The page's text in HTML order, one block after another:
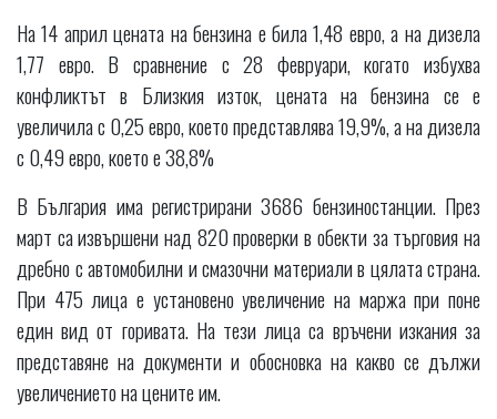
На 14 април цената на бензина е била 1,48 евро, а на дизела
1,77 евро. В сравнение с 28 февруари, когато избухва
конфликтът в Близкия изток, цената на бензина се е
увеличила с 0,25 евро, което представлява 19,9%, а на дизела
с 0,49 евро, което е 38,8%
В България има регистрирани 3686 бензиностанции. През
март са извършени над 820 проверки в обекти за търговия на
дребно с автомобилни и смазочни материали в цялата страна.
При 475 лица е установено увеличение на маржа при поне
един вид от горивата. На тези лица са връчени изкания за
представяне на документи и обосновка на какво се дължи
увеличението на цените им.